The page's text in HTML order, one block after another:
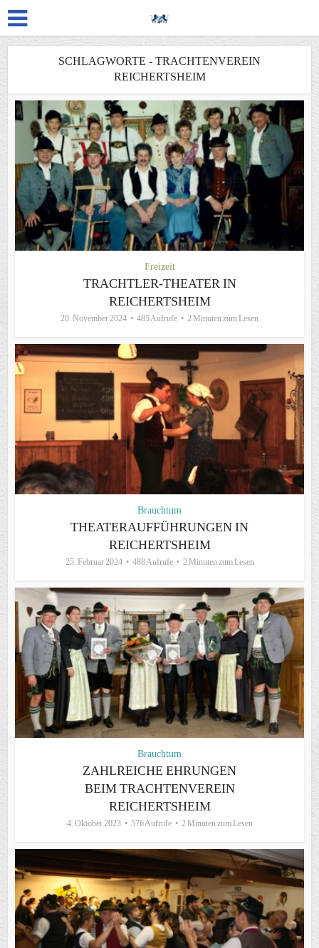
SCHLAGWORTE - TRACHTENVEREIN
REICHERTSHEIM
Freizeit
TRACHTLER-THEATER IN
REICHERTSHEIM
20. November 2024 485 Aufrufe 2 Minuten zum Lesen
Brauchtum
THEATERAUFFÜHRUNGEN IN
REICHERTSHEIM
25. Februar 2024 488 Aufrufe 2 Minuten zum Lesen
Brauchtum
ZAHLREICHE EHRUNGEN
BEIM TRACHTENVEREIN
REICHERTSHEIM
4. Oktober 2023 576 Aufrufe 2 Minuten zum Lesen